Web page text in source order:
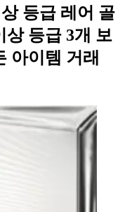
등급 레어 골
상 등급 3개 보
아이템 거래